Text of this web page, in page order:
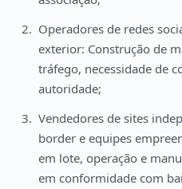
Operadores de redes
exterior: Construção de
tráfego, necessidade de
autoridade;
Vendedores de sites
border e equipes
em lote, operação e
em conformidade com